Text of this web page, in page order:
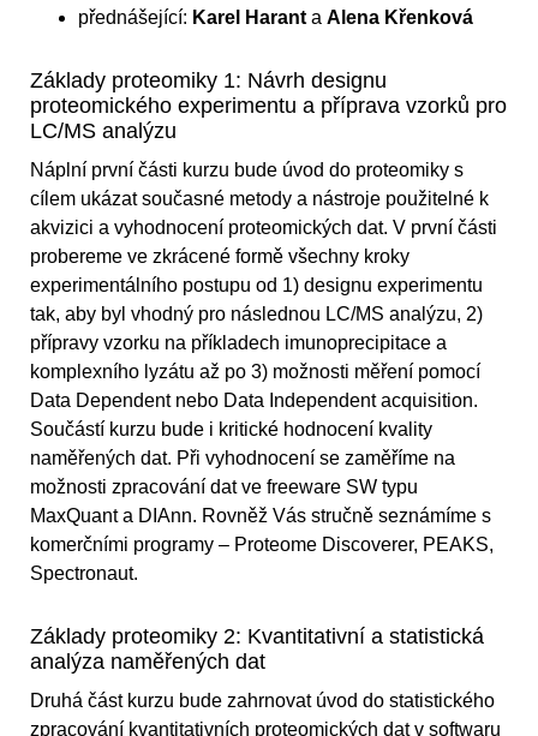
přednášející: Karel Harant a Alena Křenková
Základy proteomiky 1: Návrh designu
proteomického experimentu a příprava vzorků pro
LC/MS analýzu
Náplní první části kurzu bude úvod do proteomiky s
cílem ukázat současné metody a nástroje použitelné k
akvizici a vyhodnocení proteomických dat. V první části
probereme ve zkrácené formě všechny kroky
experimentálního postupu od 1) designu experimentu
tak, aby byl vhodný pro následnou LC/MS analýzu, 2)
přípravy vzorku na příkladech imunoprecipitace a
komplexního lyzátu až po 3) možnosti měření pomocí
Data Dependent nebo Data Independent acquisition.
Součástí kurzu bude i kritické hodnocení kvality
naměřených dat. Při vyhodnocení se zaměříme na
možnosti zpracování dat ve freeware SW typu
MaxQuant a DIAnn. Rovněž Vás stručně seznámíme s
komerčními programy – Proteome Discoverer, PEAKS,
Spectronaut.
Základy proteomiky 2: Kvantitativní a statistická
analýza naměřených dat
Druhá část kurzu bude zahrnovat úvod do statistického
zpracování kvantitativních proteomických dat v softwaru